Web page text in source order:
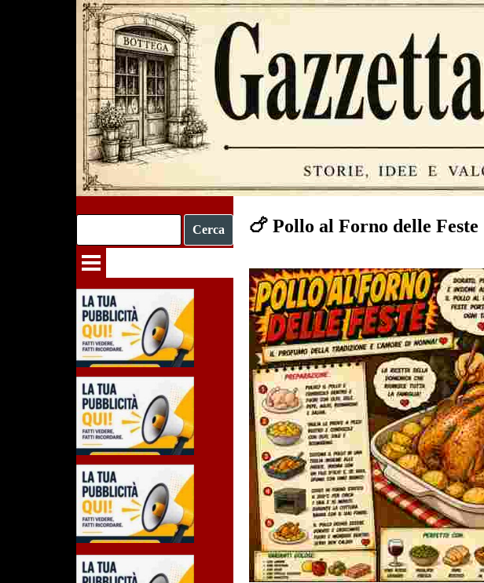
Cerca
🍗 Pollo al Forno delle Feste